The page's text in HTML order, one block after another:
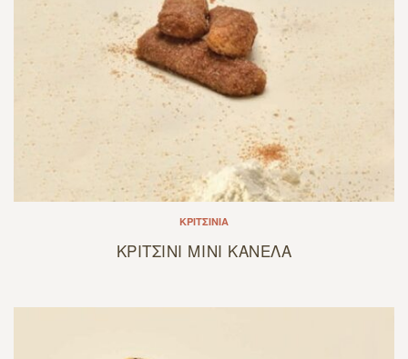
ΚΡΙΤΣΊΝΙΑ
ΚΡΙΤΣΙΝΙ ΜΙΝΙ ΚΑΝΕΛΑ